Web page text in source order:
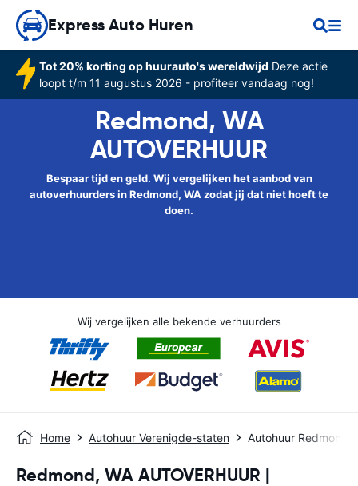
Express Auto Huren
Tot 20% korting op huurauto's wereldwijd Deze actie
loopt t/m 11 augustus 2026 - profiteer vandaag nog!
Redmond, WA
AUTOVERHUUR
Bespaar tijd en geld. Wij vergelijken het aanbod van
autoverhuurders in Redmond, WA zodat jij dat niet hoeft te
doen.
Wij vergelijken alle bekende verhuurders
Home Autohuur Verenigde-staten Autohuur Redmond
Redmond, WA AUTOVERHUUR |